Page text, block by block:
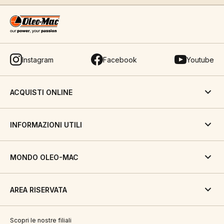
Instagram Facebook Youtube
ACQUISTI ONLINE
INFORMAZIONI UTILI
MONDO OLEO-MAC
AREA RISERVATA
Scopri le nostre filiali